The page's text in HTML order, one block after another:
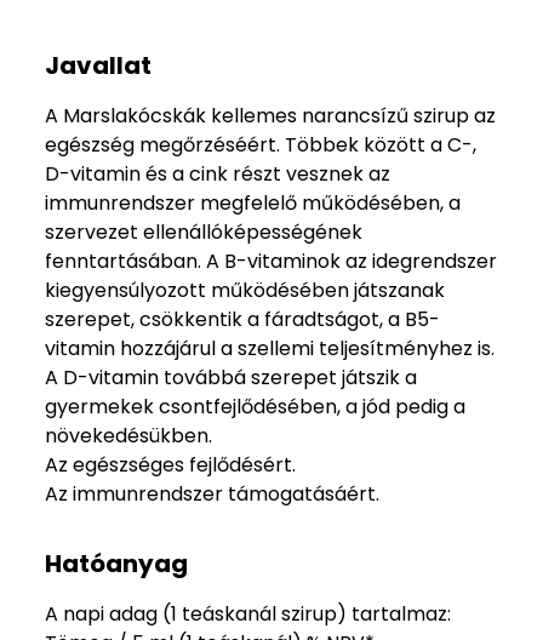
Javallat
A Marslakócskák kellemes narancsízű szirup az
egészség megőrzéséért. Többek között a C-,
D-vitamin és a cink részt vesznek az
immunrendszer megfelelő működésében, a
szervezet ellenállóképességének
fenntartásában. A B-vitaminok az idegrendszer
kiegyensúlyozott működésében játszanak
szerepet, csökkentik a fáradtságot, a B5-
vitamin hozzájárul a szellemi teljesítményhez is.
A D-vitamin továbbá szerepet játszik a
gyermekek csontfejlődésében, a jód pedig a
növekedésükben.
Az egészséges fejlődésért.
Az immunrendszer támogatásáért.
Hatóanyag
A napi adag (1 teáskanál szirup) tartalmaz: